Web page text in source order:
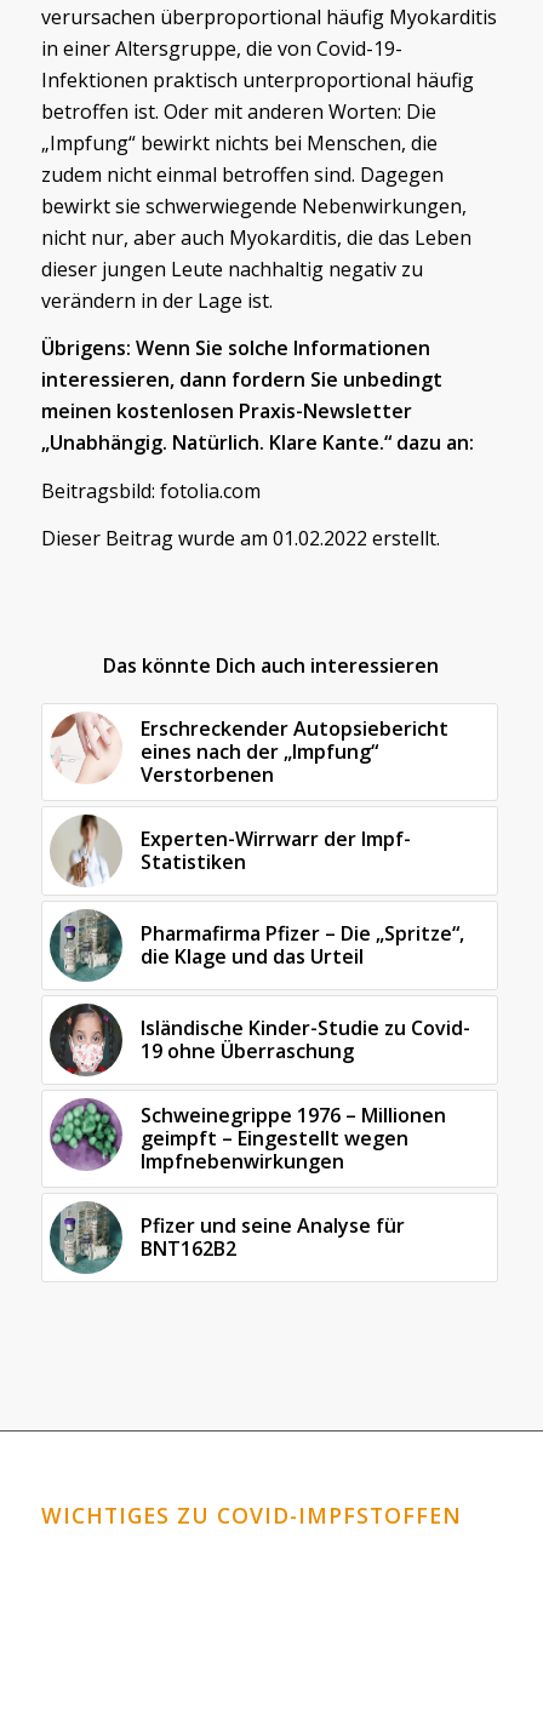
verursachen überproportional häufig Myokarditis
in einer Altersgruppe, die von Covid-19-
Infektionen praktisch unterproportional häufig
betroffen ist. Oder mit anderen Worten: Die
„Impfung“ bewirkt nichts bei Menschen, die
zudem nicht einmal betroffen sind. Dagegen
bewirkt sie schwerwiegende Nebenwirkungen,
nicht nur, aber auch Myokarditis, die das Leben
dieser jungen Leute nachhaltig negativ zu
verändern in der Lage ist.
Übrigens: Wenn Sie solche Informationen
interessieren, dann fordern Sie unbedingt
meinen kostenlosen Praxis-Newsletter
„Unabhängig. Natürlich. Klare Kante.“ dazu an:
Beitragsbild: fotolia.com
Dieser Beitrag wurde am 01.02.2022 erstellt.
Das könnte Dich auch interessieren
Erschreckender Autopsiebericht
eines nach der „Impfung“
Verstorbenen
Experten-Wirrwarr der Impf-
Statistiken
Pharmafirma Pfizer – Die „Spritze“,
die Klage und das Urteil
Isländische Kinder-Studie zu Covid-
19 ohne Überraschung
Schweinegrippe 1976 – Millionen
geimpft – Eingestellt wegen
Impfnebenwirkungen
Pfizer und seine Analyse für
BNT162B2
WICHTIGES ZU COVID-IMPFSTOFFEN